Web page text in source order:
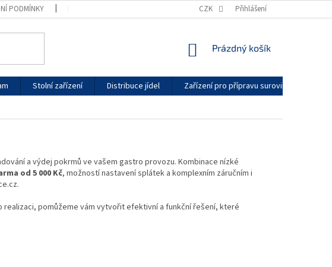
PODMÍNKY ZÁRUČNÍ PODMÍNKY DODACÍ LHŮTY
CZK Přihlášení
NÁKUPNÍ
Prázdný košík
Stolní zařízení Distribuce jídel Zařízení pro přípravu surovin
a výdej pokrmů ve vašem gastro provozu. Kombinace nízké
od 5 000 Kč, možností nastavení splátek a komplexním záručním i
realizaci, pomůžeme vám vytvořit efektivní a funkční řešení, které